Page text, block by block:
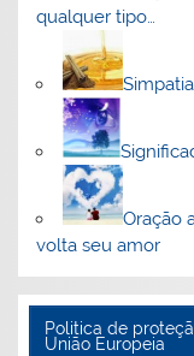
qualquer tipo…
Oração
volta seu amor
Politica de
União Europeia